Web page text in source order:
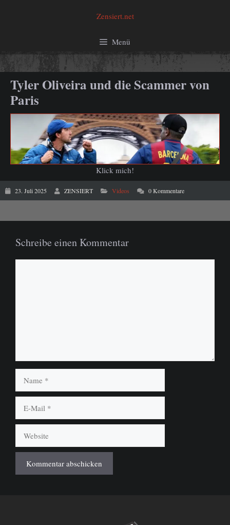
Zensiert.net
Menü
Tyler Oliveira und die Scammer von
Paris
Klick mich!
23. Juli 2025 ZENSIERT Videos 0 Kommentare
Schreibe einen Kommentar
Mail